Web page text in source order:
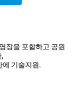
장을 포함하고 공원
에 기술지원.